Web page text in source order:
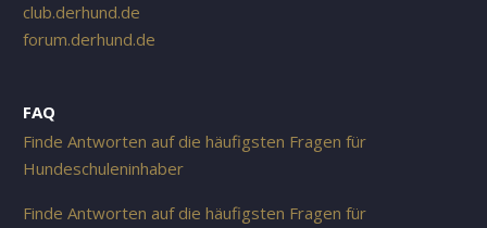
club.derhund.de
forum.derhund.de
FAQ
Finde Antworten auf die häufigsten Fragen für
Hundeschuleninhaber
Finde Antworten auf die häufigsten Fragen für